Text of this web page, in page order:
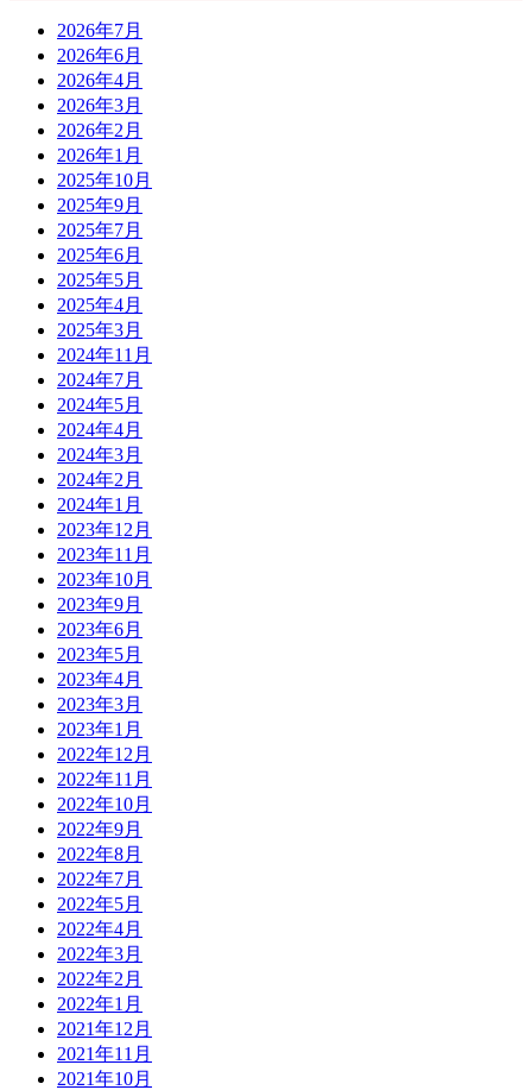
2026年7月
2026年6月
2026年4月
2026年3月
2026年2月
2026年1月
2025年10月
2025年9月
2025年7月
2025年6月
2025年5月
2025年4月
2025年3月
2024年11月
2024年7月
2024年5月
2024年4月
2024年3月
2024年2月
2024年1月
2023年12月
2023年11月
2023年10月
2023年9月
2023年6月
2023年5月
2023年4月
2023年3月
2023年1月
2022年12月
2022年11月
2022年10月
2022年9月
2022年8月
2022年7月
2022年5月
2022年4月
2022年3月
2022年2月
2022年1月
2021年12月
2021年11月
2021年10月